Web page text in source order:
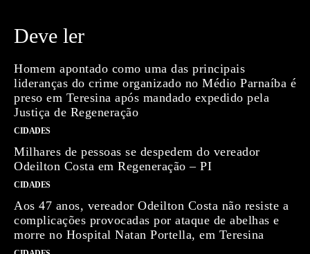
Deve ler
Homem apontado como uma das principais
lideranças do crime organizado no Médio Parnaíba é
preso em Teresina após mandado expedido pela
Justiça de Regeneração
CIDADES
Milhares de pessoas se despedem do vereador
Odeilton Costa em Regeneração – PI
CIDADES
Aos 47 anos, vereador Odeilton Costa não resiste a
complicações provocadas por ataque de abelhas e
morre no Hospital Natan Portella, em Teresina